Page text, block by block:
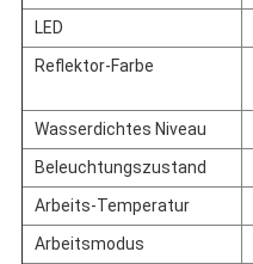
LED
Reflektor-Farbe
Wasserdichtes Niveau
Beleuchtungszustand
Arbeits-Temperatur
Arbeitsmodus